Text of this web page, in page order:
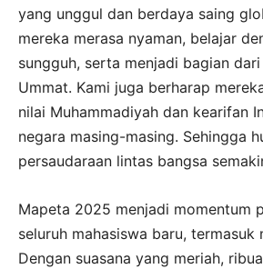
yang unggul dan berdaya saing
mereka merasa nyaman, belajar
sungguh, serta menjadi bagian
Ummat. Kami juga berharap
nilai Muhammadiyah dan kearifan
negara masing-masing. Sehingga
persaudaraan lintas bangsa
Mapeta 2025 menjadi momentum
seluruh mahasiswa baru, termasuk
Dengan suasana yang meriah,